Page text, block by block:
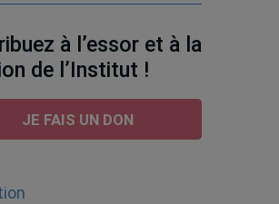
à l’essor et à la
de l’Institut !
JE FAIS UN DON